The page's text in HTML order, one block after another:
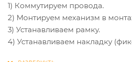
1) Коммутируем провода.
2) Монтируем механизм в
3) Устанавливаем рамку.
4) Устанавливаем накладку